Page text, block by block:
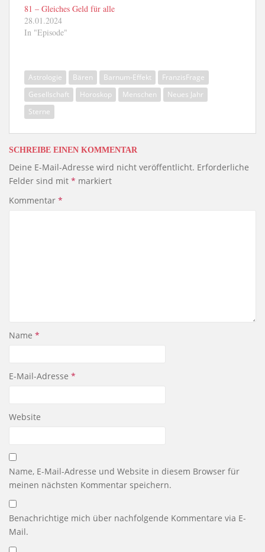
81 – Gleiches Geld für alle
28.01.2024
In "Episode"
Astrologie Bären Barnum-Effekt
FranzisFrage
Gesellschaft
Horoskop Menschen
Neues Jahr
Sterne
SCHREIBE EINEN KOMMENTAR
Deine E-Mail-Adresse wird nicht veröffentlicht. Erforderliche
Felder sind mit * markiert
Kommentar *
Name *
E-Mail-Adresse *
Website
Name, E-Mail-Adresse und Website in diesem Browser für
meinen nächsten Kommentar speichern.
Benachrichtige mich über nachfolgende Kommentare via E-
Mail.